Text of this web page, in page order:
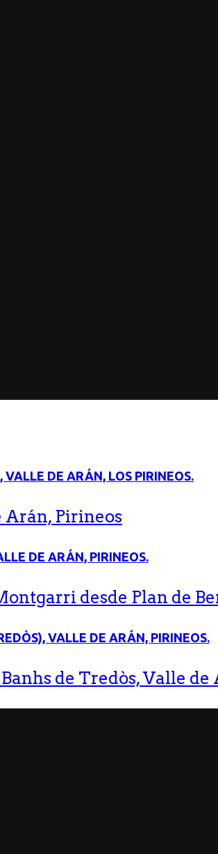
Arán, Pirineos
desde Plan de
de Tredòs, Valle